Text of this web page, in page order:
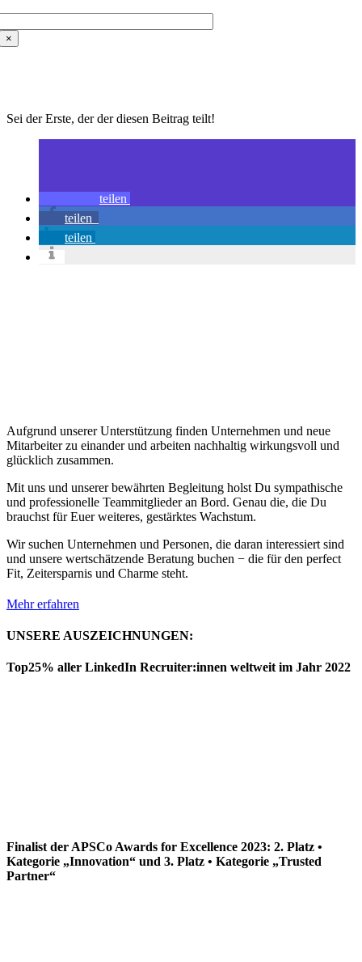
×
Sei der Erste, der der diesen Beitrag teilt!
teilen
teilen
teilen
Aufgrund unserer Unterstützung finden Unternehmen und neue
Mitarbeiter zu einander und arbeiten nachhaltig wirkungsvoll und
glücklich zusammen.
Mit uns und unserer bewährten Begleitung holst Du sympathische
und professionelle Teammitglieder an Bord. Genau die, die Du
brauchst für Euer weiteres, gestärktes Wachstum.
Wir suchen Unternehmen und Personen, die daran interessiert sind
und unsere wertschätzende Beratung buchen − die für den perfect
Fit, Zeitersparnis und Charme steht.
Mehr erfahren
UNSERE AUSZEICHNUNGEN:
Top25% aller LinkedIn Recruiter:innen weltweit im Jahr 2022
Finalist der APSCo Awards for Excellence 2023: 2. Platz •
Kategorie „Innovation“ und 3. Platz • Kategorie „Trusted
Partner“